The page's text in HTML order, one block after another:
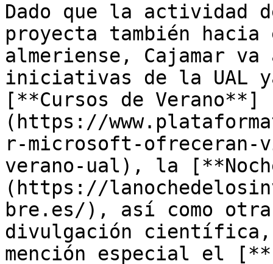
Dado que la actividad
proyecta también
almeriense, Cajamar va
iniciativas de la UAL
[**Cursos de Verano**]
(https://
r-microsoft-ofreceran-
verano-ual), la
(https://
bre.es/), así como
divulgación científica,
mención especial el